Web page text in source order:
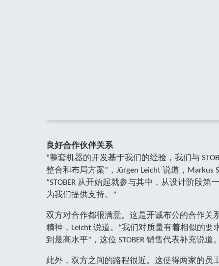
良好合作伙伴关系
“整套机器的开发基于我们的经验，我们与
整合和布局方案”，Jürgen Leicht 说道，Markus
“STOBER 从开始起就参与其中，从设计阶段第
为我们提供支持。”
双方对合作都很满意。这是开诚布公的合作关
精神，Leicht 说道。“我们对质量有着相似的要
到最高水平”，这位 STOBER 销售代表补充说道。
此外，双方之间的路程很近。这使得两家的员